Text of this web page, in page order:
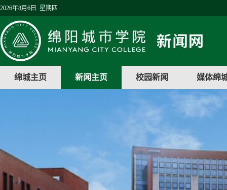
2026年8月6日 星期四
绵城主页 新闻主页 校园新闻 媒体绵